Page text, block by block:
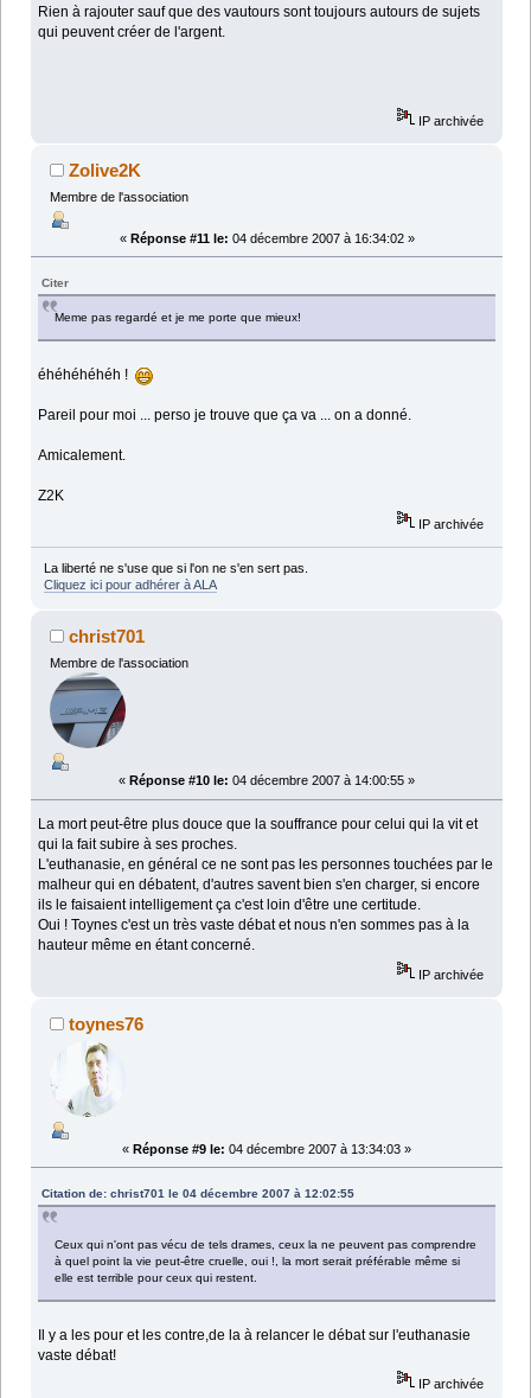
Rien à rajouter sauf que des vautours sont toujours autours de sujets
qui peuvent créer de l'argent.
IP archivée
Zolive2K
Membre de l'association
« Réponse #11 le: 04 décembre 2007 à 16:34:02 »
Citer
Meme pas regardé et je me porte que mieux!
éhéhéhéhéh !
Pareil pour moi ... perso je trouve que ça va ... on a donné.
Amicalement.
Z2K
IP archivée
La liberté ne s'use que si l'on ne s'en sert pas.
Cliquez ici pour adhérer à ALA
christ701
Membre de l'association
« Réponse #10 le: 04 décembre 2007 à 14:00:55 »
La mort peut-être plus douce que la souffrance pour celui qui la vit et
qui la fait subire à ses proches.
L'euthanasie, en général ce ne sont pas les personnes touchées par le
malheur qui en débatent, d'autres savent bien s'en charger, si encore
ils le faisaient intelligement ça c'est loin d'être une certitude.
Oui ! Toynes c'est un très vaste débat et nous n'en sommes pas à la
hauteur même en étant concerné.
IP archivée
toynes76
« Réponse #9 le: 04 décembre 2007 à 13:34:03 »
Citation de: christ701 le 04 décembre 2007 à 12:02:55
Ceux qui n'ont pas vécu de tels drames, ceux la ne peuvent pas comprendre
à quel point la vie peut-être cruelle, oui !, la mort serait préférable même si
elle est terrible pour ceux qui restent.
Il y a les pour et les contre,de la à relancer le débat sur l'euthanasie
vaste débat!
IP archivée